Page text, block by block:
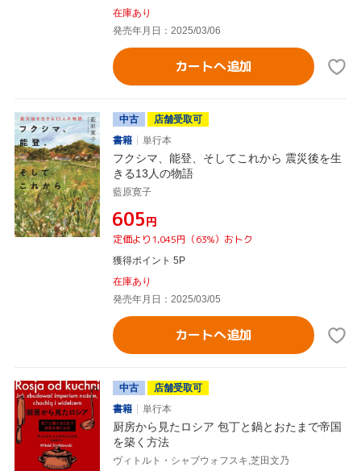
在庫あり
発売年月日：2025/03/06
カートへ追加
中古
店舗受取可
書籍
単行本
フクシマ、能登、そしてこれから 震災後を生
きる13人の物語
藍原寛子
¥605円
定価より1,045円（63%）おトク
獲得ポイント 5P
在庫あり
発売年月日：2025/03/05
カートへ追加
中古
店舗受取可
書籍
単行本
厨房から見たロシア 包丁と鍋とおたまで帝国
を築く方法
ヴィトルト・シャブウォフスキ,芝田文乃